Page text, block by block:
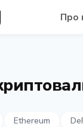
Про
Ethereum